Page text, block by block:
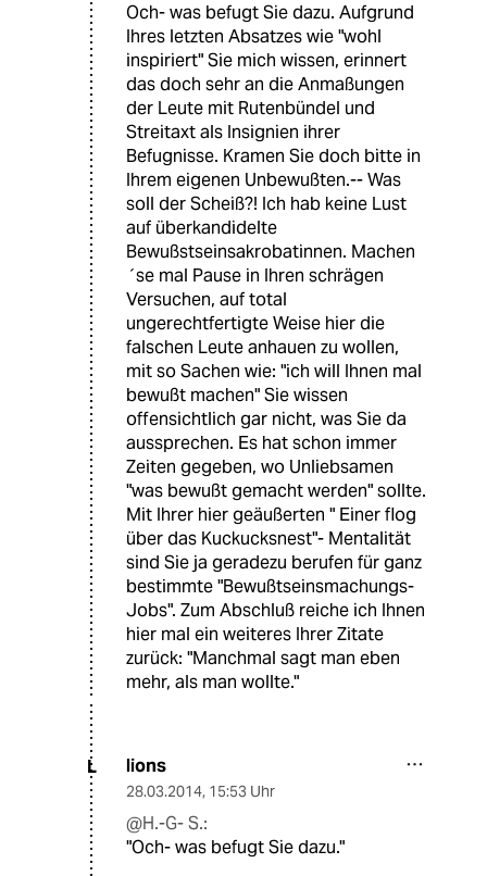
Och- was befugt Sie dazu. Aufgrund
Ihres letzten Absatzes wie "wohl
inspiriert" Sie mich wissen, erinnert
das doch sehr an die Anmaßungen
der Leute mit Rutenbündel und
Streitaxt als Insignien ihrer
Befugnisse. Kramen Sie doch bitte in
Ihrem eigenen Unbewußten.-- Was
soll der Scheiß?! Ich hab keine Lust
auf überkandidelte
Bewußstseinsakrobatinnen. Machen
´se mal Pause in Ihren schrägen
Versuchen, auf total
ungerechtfertigte Weise hier die
falschen Leute anhauen zu wollen,
mit so Sachen wie: "ich will Ihnen mal
bewußt machen" Sie wissen
offensichtlich gar nicht, was Sie da
aussprechen. Es hat schon immer
Zeiten gegeben, wo Unliebsamen
"was bewußt gemacht werden" sollte.
Mit Ihrer hier geäußerten " Einer flog
über das Kuckucksnest"- Mentalität
sind Sie ja geradezu berufen für ganz
bestimmte "Bewußtseinsmachungs-
Jobs". Zum Abschluß reiche ich Ihnen
hier mal ein weiteres Ihrer Zitate
zurück: "Manchmal sagt man eben
mehr, als man wollte."
L lions
28.03.2014, 15:53 Uhr
@H.-G- S.:
"Och- was befugt Sie dazu."